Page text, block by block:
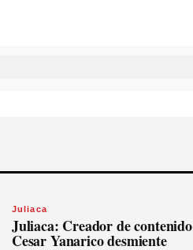
Juliaca
Juliaca: Creador de contenido
Cesar Yanarico desmiente